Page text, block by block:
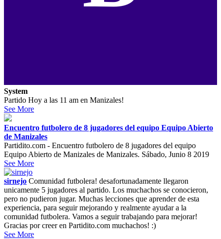
System
Partido Hoy a las 11 am en Manizales!
See More
Encuentro futbolero de 8 jugadores del equipo Equipo Abierto
de Manizales
Partidito.com - Encuentro futbolero de 8 jugadores del equipo
Equipo Abierto de Manizales de Manizales. Sábado, Junio 8 2019
See More
sirnejo Comunidad futbolera! desafortunadamente llegaron
unicamente 5 jugadores al partido. Los muchachos se conocieron,
pero no pudieron jugar. Muchas lecciones que aprender de esta
experiencia, para seguir mejorando y realmente ayudar a la
comunidad futbolera. Vamos a seguir trabajando para mejorar!
Gracias por creer en Partidito.com muchachos! :)
See More